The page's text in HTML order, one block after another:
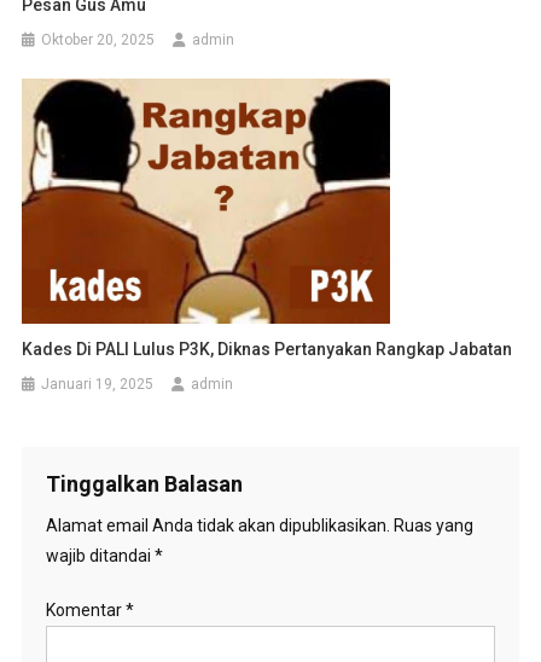
Pesan Gus Amu
Oktober 20, 2025 admin
Kades Di PALI Lulus P3K, Diknas Pertanyakan Rangkap Jabatan
Januari 19, 2025 admin
Tinggalkan Balasan
Alamat email Anda tidak akan dipublikasikan. Ruas yang
wajib ditandai *
Komentar*